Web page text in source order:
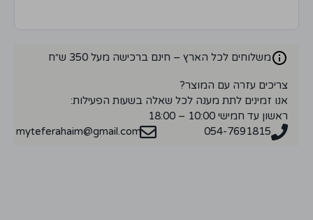
משלוחים לכל הארץ – חינם ברכישה מעל 350 ש״ח
צריכים עזרה עם המוצר?
אנו זמינים לתת מענה לכל שאלה בשעות הפעילות:
ראשון עד חמישי 10:00 – 18:00
054-7691815
myteferahaim@gmail.com